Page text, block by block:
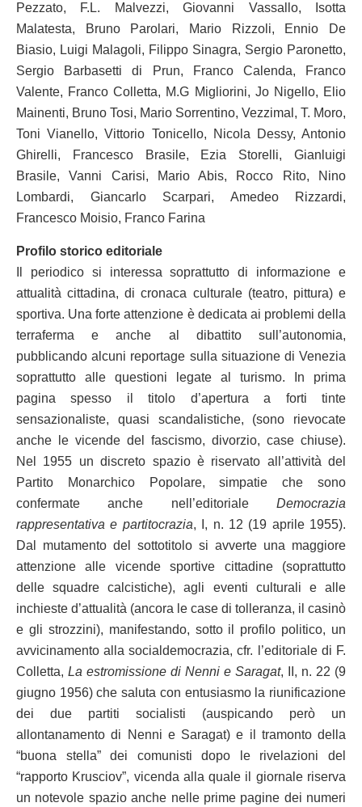
Pezzato, F.L. Malvezzi, Giovanni Vassallo, Isotta
Malatesta, Bruno Parolari, Mario Rizzoli, Ennio De
Biasio, Luigi Malagoli, Filippo Sinagra, Sergio Paronetto,
Sergio Barbasetti di Prun, Franco Calenda, Franco
Valente, Franco Colletta, M.G Migliorini, Jo Nigello, Elio
Mainenti, Bruno Tosi, Mario Sorrentino, Vezzimal, T. Moro,
Toni Vianello, Vittorio Tonicello, Nicola Dessy, Antonio
Ghirelli, Francesco Brasile, Ezia Storelli, Gianluigi
Brasile, Vanni Carisi, Mario Abis, Rocco Rito, Nino
Lombardi, Giancarlo Scarpari, Amedeo Rizzardi,
Francesco Moisio, Franco Farina
Profilo storico editoriale
Il periodico si interessa soprattutto di informazione e
attualità cittadina, di cronaca culturale (teatro, pittura) e
sportiva. Una forte attenzione è dedicata ai problemi della
terraferma e anche al dibattito sull’autonomia,
pubblicando alcuni reportage sulla situazione di Venezia
soprattutto alle questioni legate al turismo. In prima
pagina spesso il titolo d’apertura a forti tinte
sensazionaliste, quasi scandalistiche, (sono rievocate
anche le vicende del fascismo, divorzio, case chiuse).
Nel 1955 un discreto spazio è riservato all’attività del
Partito Monarchico Popolare, simpatie che sono
confermate anche nell’editoriale Democrazia
rappresentativa e partitocrazia, I, n. 12 (19 aprile 1955).
Dal mutamento del sottotitolo si avverte una maggiore
attenzione alle vicende sportive cittadine (soprattutto
delle squadre calcistiche), agli eventi culturali e alle
inchieste d’attualità (ancora le case di tolleranza, il casinò
e gli strozzini), manifestando, sotto il profilo politico, un
avvicinamento alla socialdemocrazia, cfr. l’editoriale di F.
Colletta, La estromissione di Nenni e Saragat, II, n. 22 (9
giugno 1956) che saluta con entusiasmo la riunificazione
dei due partiti socialisti (auspicando però un
allontanamento di Nenni e Saragat) e il tramonto della
“buona stella” dei comunisti dopo le rivelazioni del
“rapporto Krusciov”, vicenda alla quale il giornale riserva
un notevole spazio anche nelle prime pagine dei numeri